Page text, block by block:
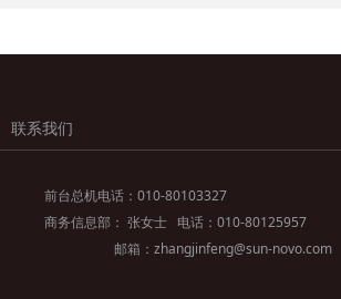
联系我们
前台总机电话：010-80103327
商务信息部： 张女士 电话：010-80125957
邮箱：zhangjinfeng@sun-novo.com